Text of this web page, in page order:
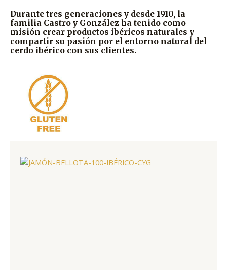
Durante tres generaciones y desde 1910, la
familia Castro y González ha tenido como
misión crear productos ibéricos naturales y
compartir su pasión por el entorno natural del
cerdo ibérico con sus clientes.